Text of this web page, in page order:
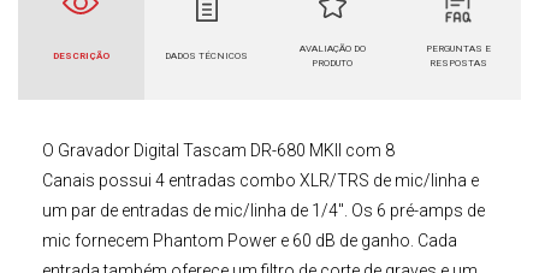
DESCRIÇÃO DADOS TÉCNICOS
AVALIAÇÃO DO
PRODUTO
PERGUNTAS E
RESPOSTAS
O Gravador Digital Tascam DR-680 MKII com 8
Canais possui 4 entradas combo XLR/TRS de mic/linha e
um par de entradas de mic/linha de 1/4" . Os 6 pré-amps de
mic fornecem Phantom Power e 60 dB de ganho. Cada